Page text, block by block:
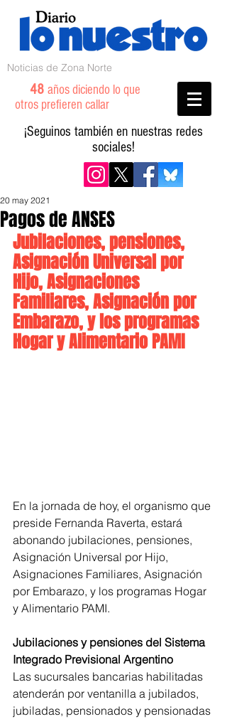
Noticias de Zona Norte
48 años diciendo lo que
otros prefieren callar
¡Seguinos también en nuestras redes
sociales!
Pagos de ANSES
20 may 2021
Jubilaciones, pensiones,
Asignación Universal por
Hijo, Asignaciones
Familiares, Asignación por
Embarazo, y los programas
Hogar y Alimentario PAMI
En la jornada de hoy, el organismo que
preside Fernanda Raverta, estará
abonando jubilaciones, pensiones,
Asignación Universal por Hijo,
Asignaciones Familiares, Asignación
por Embarazo, y los programas Hogar
y Alimentario PAMI.
Jubilaciones y pensiones del Sistema
Integrado Previsional Argentino
Las sucursales bancarias habilitadas
atenderán por ventanilla a jubilados,
jubiladas, pensionados y pensionadas